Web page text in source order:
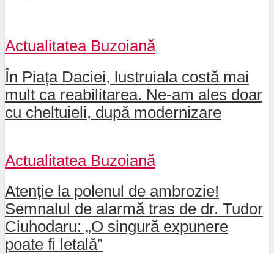
Actualitatea Buzoiană
În Piața Daciei, lustruiala costă mai
mult ca reabilitarea. Ne-am ales doar
cu cheltuieli, după modernizare
Actualitatea Buzoiană
Atenție la polenul de ambrozie!
Semnalul de alarmă tras de dr. Tudor
Ciuhodaru: „O singură expunere
poate fi letală”